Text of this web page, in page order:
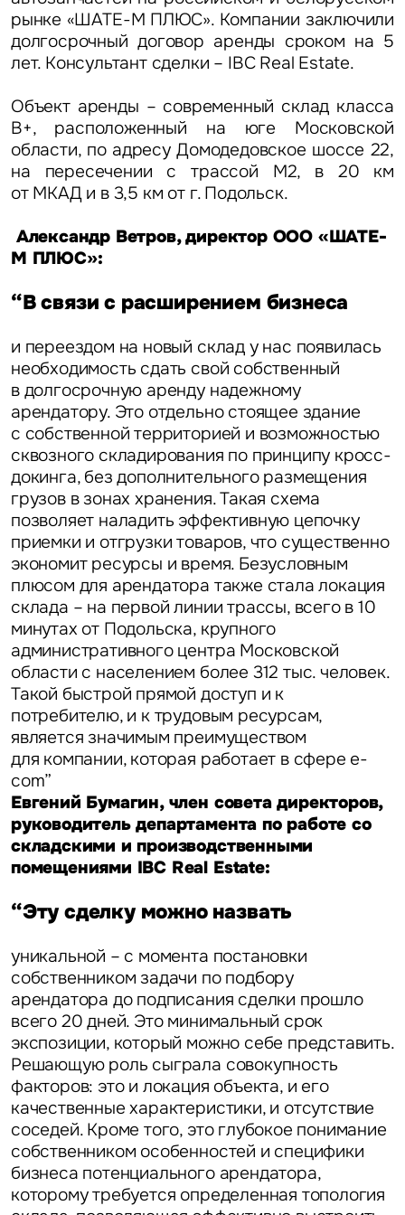
рынке «ШАТЕ-М ПЛЮС». Компании заключили
долгосрочный договор аренды сроком на 5
лет. Консультант сделки – IBC Real Estate.
Объект аренды – современный склад класса
В+, расположенный на юге Московской
области, по адресу Домодедовское шоссе 22,
на пересечении с трассой М2, в 20 км
от МКАД и в 3,5 км от г. Подольск.
Александр Ветров, директор ООО «ШАТЕ-
М ПЛЮС»:
“В связи с расширением бизнеса
и переездом на новый склад у нас появилась
необходимость сдать свой собственный
в долгосрочную аренду надежному
арендатору. Это отдельно стоящее здание
с собственной территорией и возможностью
сквозного складирования по принципу кросс-
докинга, без дополнительного размещения
грузов в зонах хранения. Такая схема
позволяет наладить эффективную цепочку
приемки и отгрузки товаров, что существенно
экономит ресурсы и время. Безусловным
плюсом для арендатора также стала локация
склада – на первой линии трассы, всего в 10
минутах от Подольска, крупного
административного центра Московской
области с населением более 312 тыс. человек.
Такой быстрой прямой доступ и к
потребителю, и к трудовым ресурсам,
является значимым преимуществом
для компании, которая работает в сфере e-
com”
Евгений Бумагин, член совета директоров,
руководитель департамента по работе со
складскими и производственными
помещениями IBC Real Estate:
“Эту сделку можно назвать
уникальной – с момента постановки
собственником задачи по подбору
арендатора до подписания сделки прошло
всего 20 дней. Это минимальный срок
экспозиции, который можно себе представить.
Решающую роль сыграла совокупность
факторов: это и локация объекта, и его
качественные характеристики, и отсутствие
соседей. Кроме того, это глубокое понимание
собственником особенностей и специфики
бизнеса потенциального арендатора,
которому требуется определенная топология